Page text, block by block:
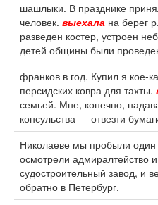
шашлыки. В празднике
человек. выехала на берег
разведен костер, устроен
детей общины были
франков в год. Купил я кое-
персидских ковра для тахты.
семьей. Мне, конечно,
консульства — отвезти
Николаеве мы пробыли
осмотрели адмиралтейство
судостроительный завод, и
обратно в Петербург.